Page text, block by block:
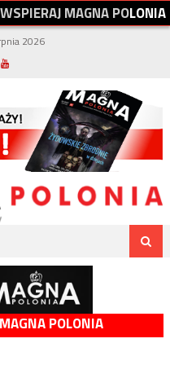
WSPIERAJMAGNAPOLONIA
2026
POLONIA